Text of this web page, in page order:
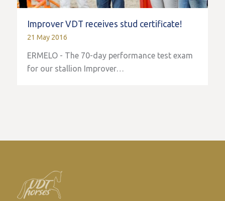
Improver VDT receives stud certificate!
21 May 2016
ERMELO - The 70-day performance test exam
for our stallion Improver…